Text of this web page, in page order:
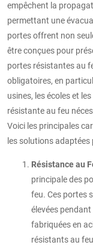
empêchent la
permettant une
portes offrent non
être conçues pour
portes résistantes au
obligatoires, en
usines, les écoles et
résistante au feu
Voici les principales
les solutions adaptées
Résistance au
principale des
feu. Ces portes
élevées
fabriquées en
résistants au